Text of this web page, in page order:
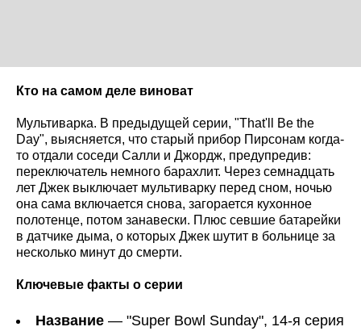
Кто на самом деле виноват
Мультиварка. В предыдущей серии, "That'll Be the
Day", выясняется, что старый прибор Пирсонам когда-
то отдали соседи Салли и Джордж, предупредив:
переключатель немного барахлит. Через семнадцать
лет Джек выключает мультиварку перед сном, ночью
она сама включается снова, загорается кухонное
полотенце, потом занавески. Плюс севшие батарейки
в датчике дыма, о которых Джек шутит в больнице за
несколько минут до смерти.
Ключевые факты о серии
Название — "Super Bowl Sunday", 14-я серия